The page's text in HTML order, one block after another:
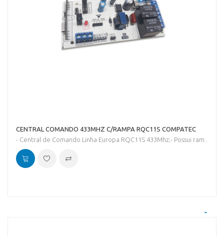
CENTRAL COMANDO 433MHZ C/RAMPA RQC11S COMPATEC
- Central de Comando Linha Europa RQC11S 433Mhz;- Possui ram..